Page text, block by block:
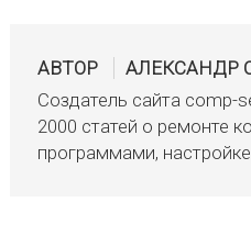
АВТОР
АЛЕКСАНДР
Создатель сайта comp-
2000 статей о ремонте
программами,